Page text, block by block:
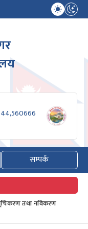
सम्पर्क
सूचिकरण तथा नविकरण